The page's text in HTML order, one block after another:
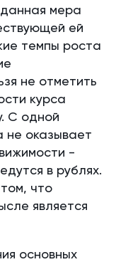
данная мера
ей
темпы роста
не отметить
курса
С одной
не оказывает
-
в рублях.
что
является
основных